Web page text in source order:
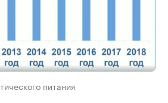
питания